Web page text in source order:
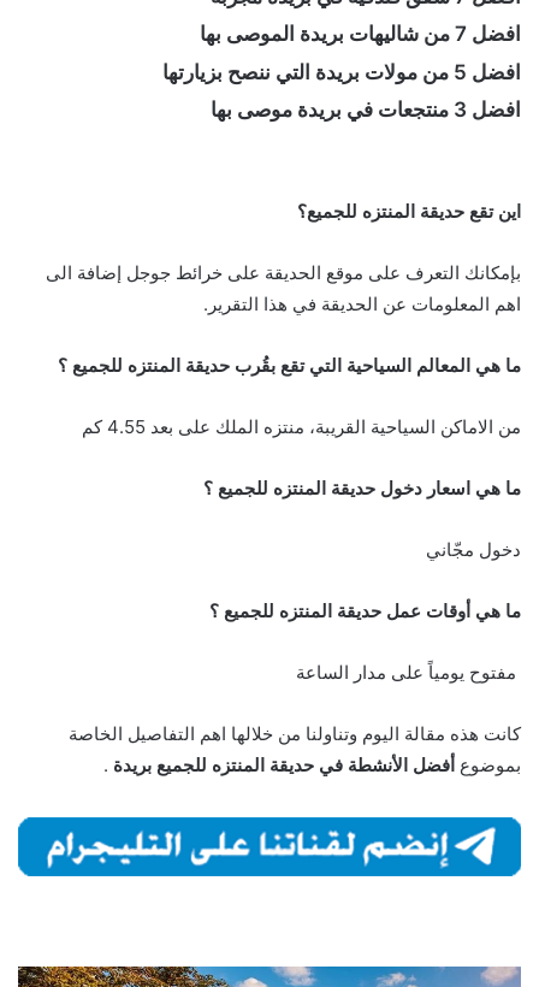
افضل 7 من شاليهات بريدة الموصى بها
افضل 5 من مولات بريدة التي ننصح بزيارتها
افضل 3 منتجعات في بريدة موصى بها
اين تقع حديقة المنتزه للجميع؟
بإمكانك التعرف على موقع الحديقة على خرائط جوجل إضافة الى
اهم المعلومات عن الحديقة في هذا التقرير.
ما هي المعالم السياحية التي تقع بقُرب حديقة المنتزه للجميع ؟
من الاماكن السياحية القريبة، منتزه الملك على بعد 4.55 كم
ما هي اسعار دخول حديقة المنتزه للجميع ؟
دخول مجّاني
ما هي أوقات عمل حديقة المنتزه للجميع ؟
مفتوح يومياً على مدار الساعة
كانت هذه مقالة اليوم وتناولنا من خلالها اهم التفاصيل الخاصة
بموضوع أفضل الأنشطة في حديقة المنتزه للجميع بريدة .